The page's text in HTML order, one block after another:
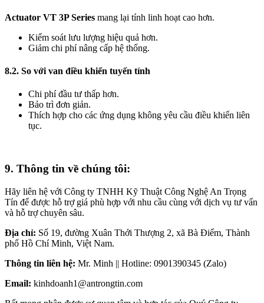
Actuator VT 3P Series mang lại tính linh hoạt cao hơn.
Kiểm soát lưu lượng hiệu quả hơn.
Giảm chi phí nâng cấp hệ thống.
8.2. So với van điều khiển tuyến tính
Chi phí đầu tư thấp hơn.
Bảo trì đơn giản.
Thích hợp cho các ứng dụng không yêu cầu điều khiển liên
tục.
9. Thông tin về chúng tôi:
Hãy liên hệ với Công ty TNHH Kỹ Thuật Công Nghệ An Trọng
Tín để được hỗ trợ giá phù hợp với nhu cầu cùng với dịch vụ tư vấn
và hỗ trợ chuyên sâu.
Địa chỉ: Số 19, đường Xuân Thới Thượng 2, xã Bà Điểm, Thành
phố Hồ Chí Minh, Việt Nam.
Thông tin liên hệ: Mr. Minh || Hotline: 0901390345 (Zalo)
Email: kinhdoanh1@antrongtin.com